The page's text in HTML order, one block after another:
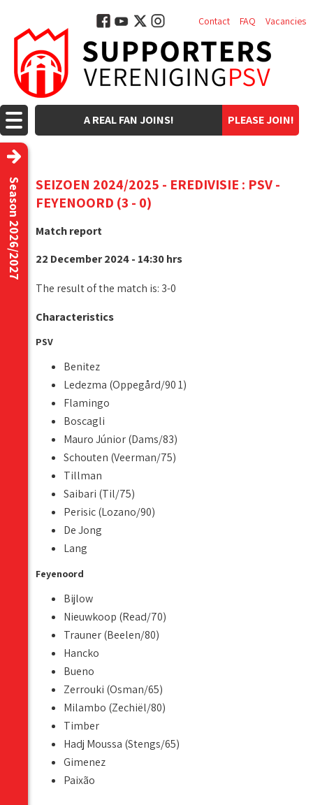
PLEASE JOIN!
A REAL FAN JOINS!
Contact FAQ Vacancies
Season 2026/2027
SEIZOEN 2024/2025 - EREDIVISIE : PSV -
FEYENOORD (3 - 0)
Match report
22 December 2024 - 14:30 hrs
The result of the match is: 3-0
Characteristics
PSV
Benitez
Ledezma (Oppegård/90 1)
Flamingo
Boscagli
Mauro Júnior (Dams/83)
Schouten (Veerman/75)
Tillman
Saibari (Til/75)
Perisic (Lozano/90)
De Jong
Lang
Feyenoord
Bijlow
Nieuwkoop (Read/70)
Trauner (Beelen/80)
Hancko
Bueno
Zerrouki (Osman/65)
Milambo (Zechiël/80)
Timber
Hadj Moussa (Stengs/65)
Gimenez
Paixão